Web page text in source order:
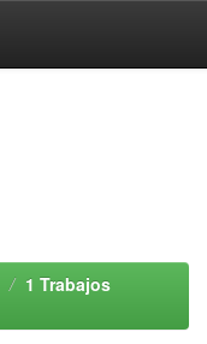
1 Trabajos